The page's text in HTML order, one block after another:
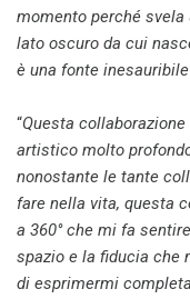
momento perché
lato oscuro da cui
è una fonte
“Questa
artistico molto
nonostante le tante
fare nella vita, questa
a 360° che mi fa
spazio e la fiducia che
di esprimermi